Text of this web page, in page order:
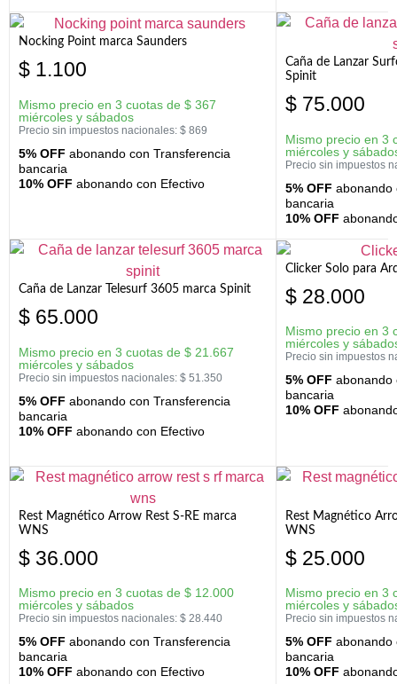
Nocking Point marca Saunders
$ 1.100
Mismo precio en 3 cuotas de $ 367
miércoles y sábados
Precio sin impuestos nacionales: $ 869
5% OFF abonando con Transferencia
bancaria
10% OFF abonando con Efectivo
Caña de Lanzar
Spinit
$ 75.000
Mismo precio en 3
miércoles y
Precio sin impuestos
5% OFF abonando
bancaria
10% OFF
Caña de Lanzar Telesurf 3605 marca Spinit
$ 65.000
Mismo precio en 3 cuotas de $ 21.667
miércoles y sábados
Precio sin impuestos nacionales: $ 51.350
5% OFF abonando con Transferencia
bancaria
10% OFF abonando con Efectivo
Clicker Solo para
$ 28.000
Mismo precio en 3
miércoles y
Precio sin impuestos
5% OFF abonando
bancaria
10% OFF
Rest Magnético Arrow Rest S-RE marca
WNS
$ 36.000
Mismo precio en 3 cuotas de $ 12.000
miércoles y sábados
Precio sin impuestos nacionales: $ 28.440
5% OFF abonando con Transferencia
bancaria
10% OFF abonando con Efectivo
Rest Magnético
WNS
$ 25.000
Mismo precio en 3
miércoles y
Precio sin impuestos
5% OFF abonando
bancaria
10% OFF